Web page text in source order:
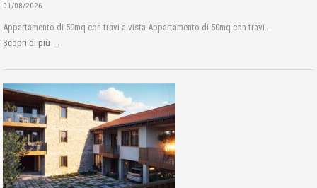
01/08/2026
Appartamento di 50mq con travi a vista Appartamento di 50mq con travi...
Scopri di più →